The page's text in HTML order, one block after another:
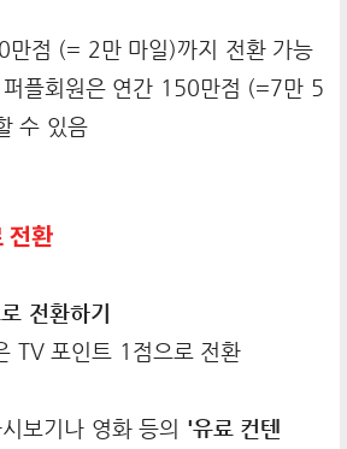
만점 (= 2만 마일)까지 전환 가능
플회원은 연간 150만점 (=7만 5
수 있음
전환
전환하기
TV 포인트 1점으로 전환
보기나 영화 등의 '유료 컨텐